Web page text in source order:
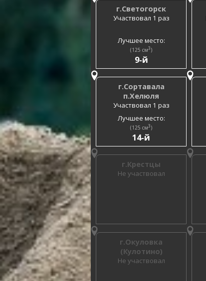
г.Светогорск
Участвовал 1 раз
Лучшее место:
(125 см3)
9-й
г.Сортавала
п.Хелюля
Участвовал 1 раз
Лучшее место:
(125 см3)
14-й
г.Крестцы
Не участвовал
г.Окуловка
(Кулотино)
Не участвовал